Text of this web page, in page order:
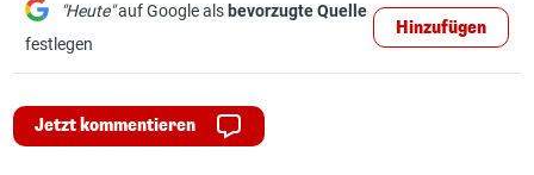
"Heute"auf Google als bevorzugte Quelle
festlegen
Hinzufügen
Jetzt kommentieren